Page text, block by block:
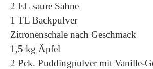
2 EL saure Sahne
1 TL Backpulver
Zitronenschale nach Geschmack
1,5 kg Äpfel
2 Pck. Puddingpulver mit Vanille-